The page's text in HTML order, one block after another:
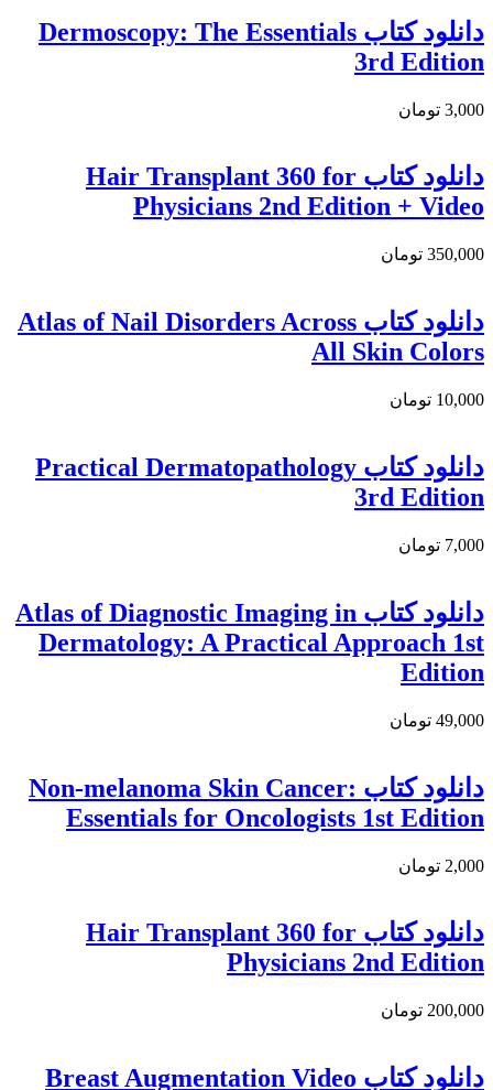
دانلود کتاب Dermoscopy: The Essentials
3rd Edition
3,000 تومان
دانلود کتاب Hair Transplant 360 for
Physicians 2nd Edition + Video
350,000 تومان
دانلود کتاب Atlas of Nail Disorders Across
All Skin Colors
10,000 تومان
دانلود کتاب Practical Dermatopathology
3rd Edition
7,000 تومان
دانلود كتاب Atlas of Diagnostic Imaging in
Dermatology: A Practical Approach 1st
Edition
49,000 تومان
دانلود کتاب Non-melanoma Skin Cancer:
Essentials for Oncologists 1st Edition
2,000 تومان
دانلود کتاب Hair Transplant 360 for
Physicians 2nd Edition
200,000 تومان
دانلود کتاب Breast Augmentation Video